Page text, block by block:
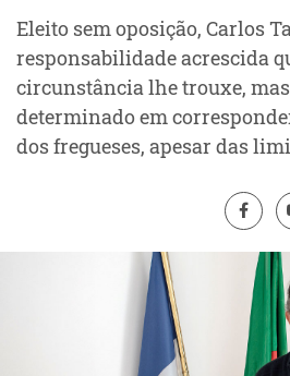
Eleito sem oposição, Carlos
responsabilidade acrescida
circunstância lhe trouxe,
determinado em
dos fregueses, apesar das